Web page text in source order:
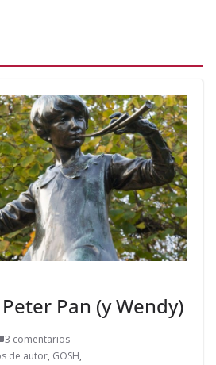
Pan (y Wendy)
3 comentarios
de autor, GOSH,